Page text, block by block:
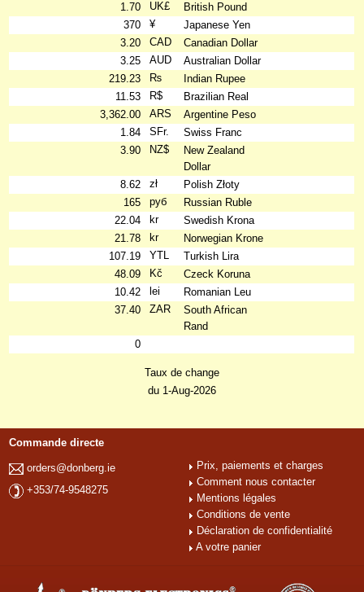
1.70
UK£
British Pound
370
¥
Japanese Yen
3.20
CAD
Canadian Dollar
3.25
AUD
Australian Dollar
219.23
₨
Indian Rupee
11.53
R$
Brazilian Real
3,362.00
ARS
Argentine Peso
1.84
SFr.
Swiss Franc
3.90
NZ$
New Zealand
Dollar
8.62
zł
Polish Złoty
165
руб
Russian Ruble
22.04
kr
Swedish Krona
21.78
kr
Norwegian Krone
107.19
YTL
Turkish Lira
48.09
Kč
Czeck Koruna
10.42
lei
Romanian Leu
37.40
ZAR
South African
Rand
0
Taux de change
du 1-Aug-2026
Commande directe
orders@donberg.ie
+353/74-9548275
Prix, paiements et charges
Comment nous contacter
Mentions légales
Conditions de vente
Déclaration de confidentialité
A votre panier